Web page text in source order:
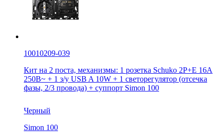
10010209-039
Кит на 2 поста, механизмы: 1 розетка Schuko 2Р+Е 16A
250В~ + 1 з/у USB A 10W + 1 светорегулятор (отсечка
фазы, 2/3 провода) + суппорт Simon 100
Черный
Simon 100